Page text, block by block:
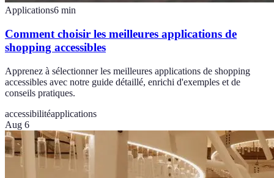
Applications6 min
Comment choisir les meilleures applications de
shopping accessibles
Apprenez à sélectionner les meilleures applications de shopping
accessibles avec notre guide détaillé, enrichi d'exemples et de
conseils pratiques.
accessibilitéapplications
Aug 6